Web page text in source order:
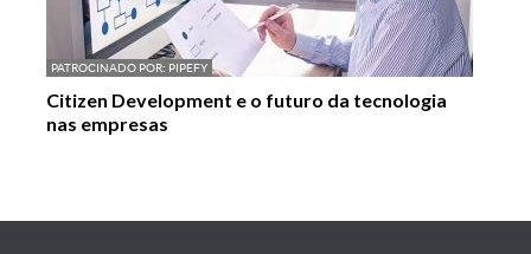
PATROCINADO POR: PIPEFY
Citizen Development e o futuro da tecnologia
nas empresas